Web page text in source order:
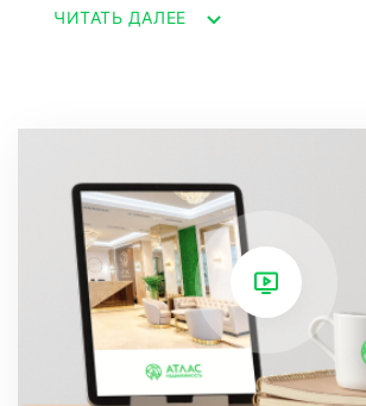
для вашего удобства:
подземный паркинг для вашего
современные детские и
для активного отдыха,
для освежающих заплывов,
ЧИТАТЬ ДАЛЕЕ